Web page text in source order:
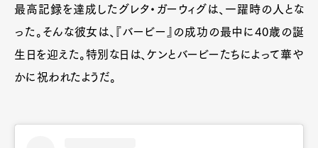
最高記録を達成したグレタ・ガーウィグは、一躍時の人とな
った。そんな彼女は、『バービー』の成功の最中に40歳の誕
生日を迎えた。特別な日は、ケンとバービーたちによって華や
かに祝われたようだ。